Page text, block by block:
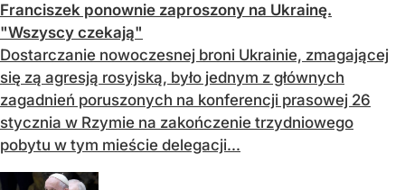
Franciszek ponownie zaproszony na Ukrainę.
"Wszyscy czekają"
Dostarczanie nowoczesnej broni Ukrainie, zmagającej
się zą agresją rosyjską, było jednym z głównych
zagadnień poruszonych na konferencji prasowej 26
stycznia w Rzymie na zakończenie trzydniowego
pobytu w tym mieście delegacji...